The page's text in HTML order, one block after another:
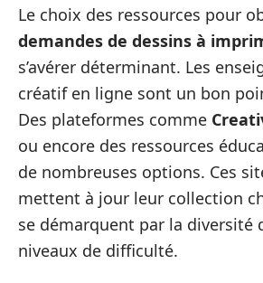
Le choix des ressources pour
demandes de dessins à
s’avérer déterminant. Les
créatif en ligne sont un bon
Des plateformes comme
ou encore des ressources
de nombreuses options. Ces
mettent à jour leur collection
se démarquent par la diversité
niveaux de difficulté.